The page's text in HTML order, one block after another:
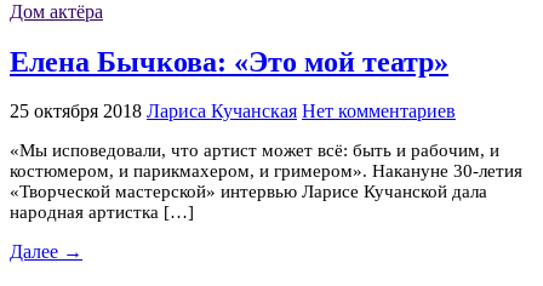
Дом актёра
Елена Бычкова: «Это мой театр»
25 октября 2018 Лариса Кучанская Нет комментариев
«Мы исповедовали, что артист может всё: быть и рабочим, и
костюмером, и парикмахером, и гримером». Накануне 30-летия
«Творческой мастерской» интервью Ларисе Кучанской дала
народная артистка […]
Далее →